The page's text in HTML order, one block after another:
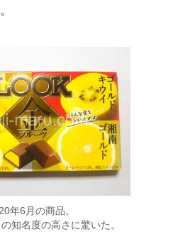
年6月の商品。
知名度の高さに驚いた。